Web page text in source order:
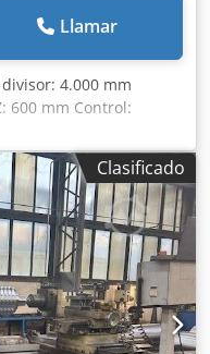
Llamar
4.000 mm
600 mm Control:
avance: 0 - 8.000
1): 0,7 - 5,6 rpm
2,1 - 56 rpm
| ZERBST -
Transportador de
- DP05/W08 fue
La máquina se
Por favor consulte la
información sobre el
Clasificado